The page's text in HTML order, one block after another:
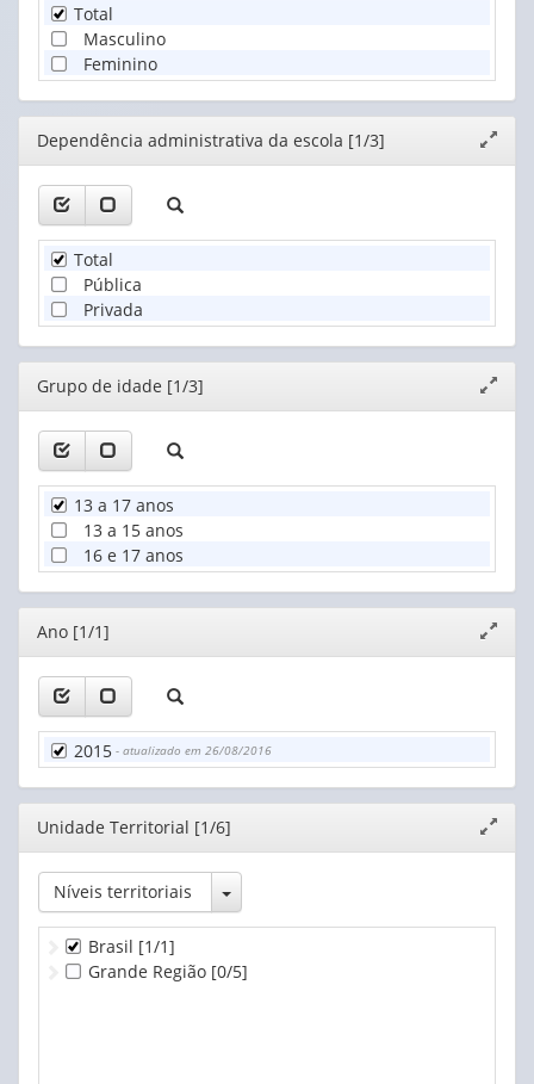
Total
Masculino
Feminino
Editor
janela
Dependência administrativa da escola [1/3]
Total
Pública
Privada
Editor
janela
Grupo de idade [1/3]
13 a 17 anos
13 a 15 anos
16 e 17 anos
Editor
janela
Ano [1/1]
2015 - atualizado em 26/08/2016
Editor
janela
Unidade Territorial [1/6]
Níveis territoriais Toggle Dropdown
Brasil [1/1]
Grande Região [0/5]